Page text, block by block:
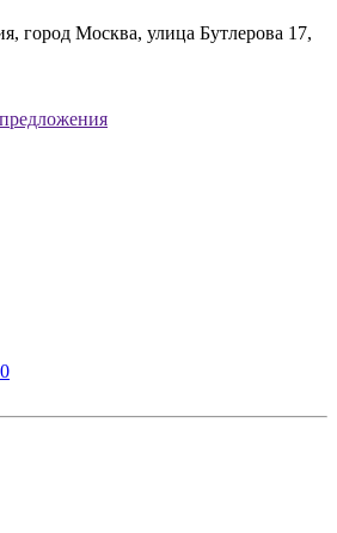
город Москва, улица Бутлерова 17,
0